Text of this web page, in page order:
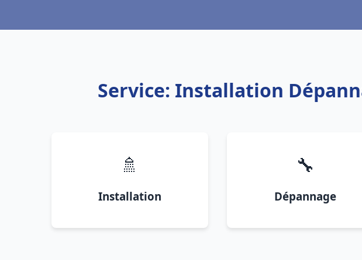
Service: Installation
🚿
Installation
🔧
Dépannage